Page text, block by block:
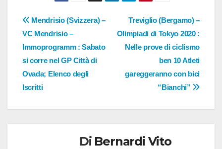
Navigazione
articoli
Treviglio (Bergamo) –
Olimpiadi di Tokyo 2020 :
Nelle prove di ciclismo
ben 10 Atleti
gareggeranno con bici
“Bianchi”
Mendrisio (Svizzera) –
VC Mendrisio –
Immoprogramm : Sabato
si corre nel GP Città di
Ovada; Elenco degli
Iscritti
Di Bernardi Vito